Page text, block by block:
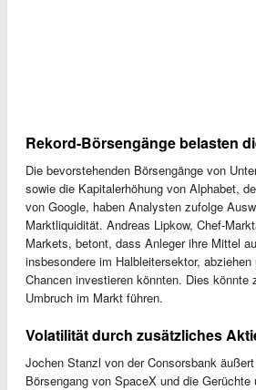
Rekord-Börsengänge belasten
Die bevorstehenden Börsengänge von
sowie die Kapitalerhöhung von Alphabet,
von Google, haben Analysten zufolge
Marktliquidität. Andreas Lipkow, Chef-
Markets, betont, dass Anleger ihre Mittel
insbesondere im Halbleitersektor,
Chancen investieren könnten. Dies könnte
Umbruch im Markt führen.
Volatilität durch zusätzliches
Jochen Stanzl von der Consorsbank
Börsengang von SpaceX und die Gerüchte